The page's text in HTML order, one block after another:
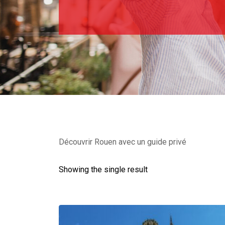
Découvrir Rouen avec un guide privé
Showing the single result